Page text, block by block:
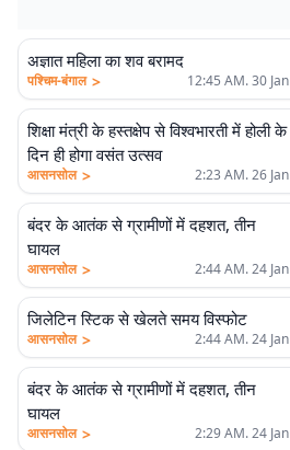
अज्ञात महिला का शव बरामद
पश्चिम-बंगाल > 12:45 AM. 30 Jan
शिक्षा मंत्री के हस्तक्षेप से विश्वभारती में होली के
दिन ही होगा वसंत उत्सव
आसनसोल > 2:23 AM. 26 Jan
बंदर के आतंक से ग्रामीणों में दहशत, तीन
घायल
आसनसोल > 2:44 AM. 24 Jan
जिलेटिन स्टिक से खेलते समय विस्फोट
आसनसोल > 2:44 AM. 24 Jan
बंदर के आतंक से ग्रामीणों में दहशत, तीन
घायल
आसनसोल > 2:29 AM. 24 Jan